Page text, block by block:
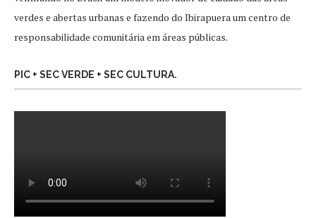
verdes e abertas urbanas e fazendo do Ibirapuera um centro de
responsabilidade comunitária em áreas públicas.
PIC + SEC VERDE + SEC CULTURA.